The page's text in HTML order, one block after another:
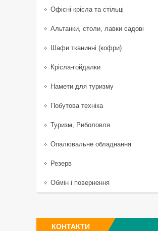
Офісні крісла та стільці
Альтанки, столи, лавки садові
Шафи тканинні (кофри)
Крісла-гойдалки
Намети для туризму
Побутова техніка
Туризм, Риболовля
Опалювальне обладнання
Резерв
Обмін і повернення
КОНТАКТИ